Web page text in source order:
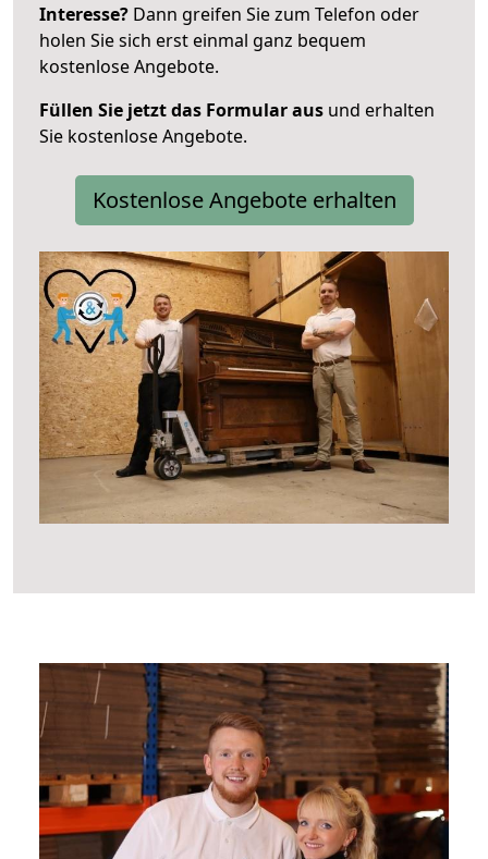
Interesse? Dann greifen Sie zum Telefon oder
holen Sie sich erst einmal ganz bequem
kostenlose Angebote.
Füllen Sie jetzt das Formular aus und erhalten
Sie kostenlose Angebote.
Kostenlose Angebote erhalten